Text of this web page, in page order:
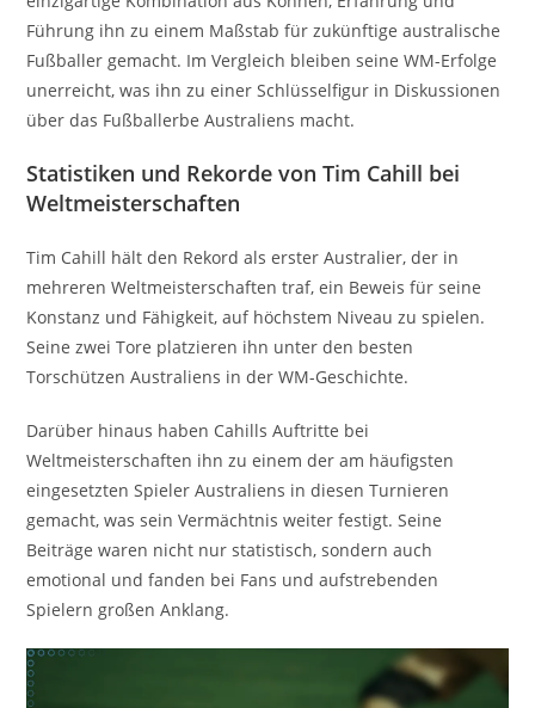
Führung ihn zu einem Maßstab für zukünftige australische
Fußballer gemacht. Im Vergleich bleiben seine WM-Erfolge
unerreicht, was ihn zu einer Schlüsselfigur in Diskussionen
über das Fußballerbe Australiens macht.
Statistiken und Rekorde von Tim Cahill bei
Weltmeisterschaften
Tim Cahill hält den Rekord als erster Australier, der in
mehreren Weltmeisterschaften traf, ein Beweis für seine
Konstanz und Fähigkeit, auf höchstem Niveau zu spielen.
Seine zwei Tore platzieren ihn unter den besten
Torschützen Australiens in der WM-Geschichte.
Darüber hinaus haben Cahills Auftritte bei
Weltmeisterschaften ihn zu einem der am häufigsten
eingesetzten Spieler Australiens in diesen Turnieren
gemacht, was sein Vermächtnis weiter festigt. Seine
Beiträge waren nicht nur statistisch, sondern auch
emotional und fanden bei Fans und aufstrebenden
Spielern großen Anklang.